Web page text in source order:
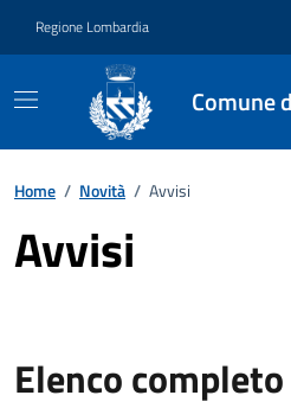
Regione Lombardia
Comune
Home / Novità / Avvisi
Avvisi
Elenco